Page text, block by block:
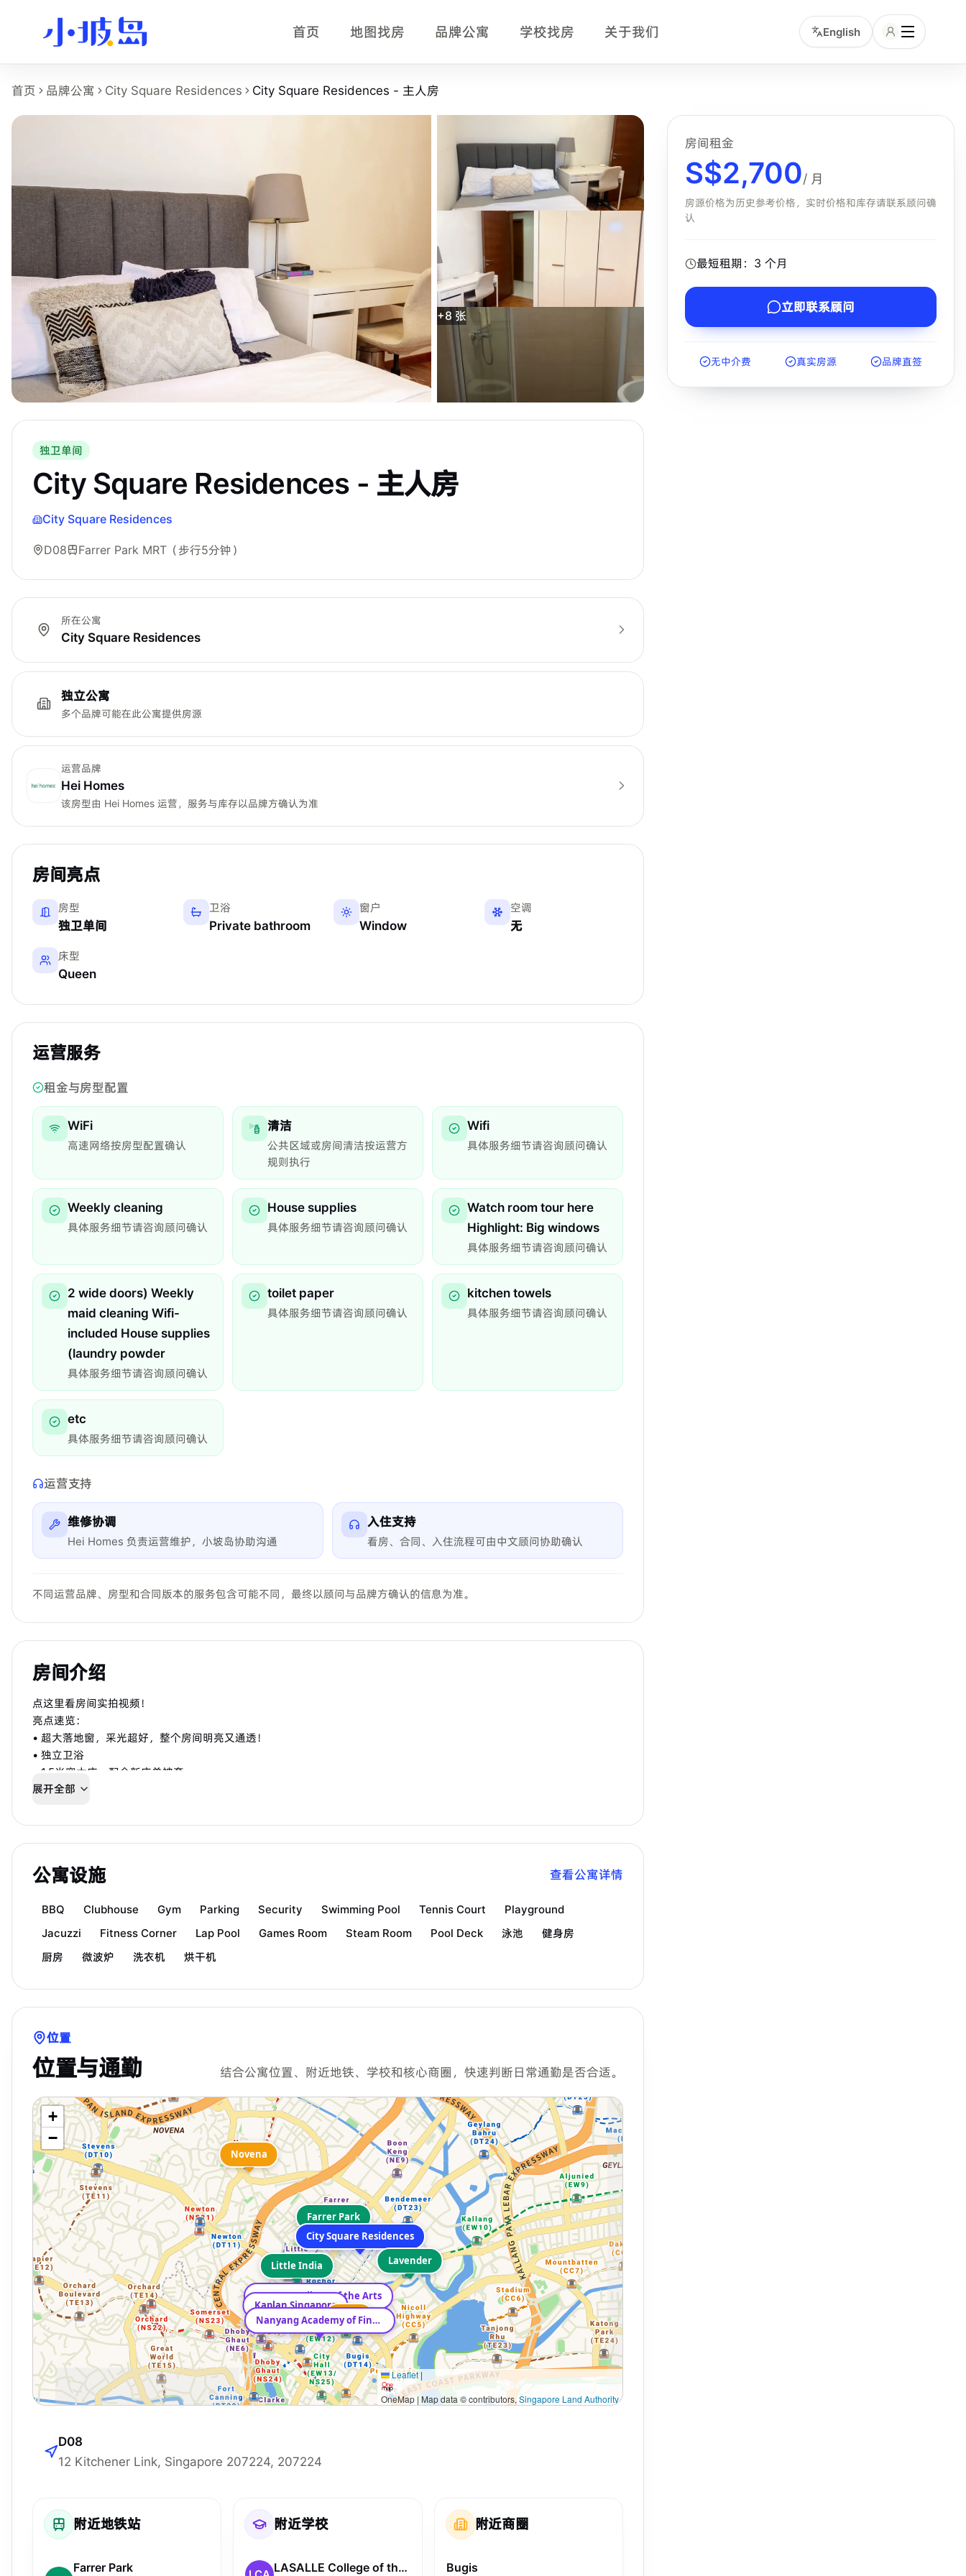
首页 地图找房 品牌公寓 学校找房 关于我们 English
City Square Residences - 主人房 房型页事实摘要
这个页面展示City Square Residences的City Square Residences - 主人房房型，适合正在比较新加坡单间、公寓房型、月租、入住时间、交通和服务包含项的中文租客。小坡岛顾问
所在区域：D08。
附近地铁：Farrer Park MRT，步行约 5 分钟。
房型类别：Master。
参考月租：S$2,700 /月起，最终以实时库存和合同为准。
附近学校：LASALLE College of the Arts、Nanyang Academy of Fine Arts、Kaplan Singapore。
首页 品牌公寓 City Square Residences City Square Residences - 主人房
+8 张
独卫单间
City Square Residences - 主人房
City Square Residences
D08 Farrer Park MRT （步行5分钟）
所在公寓
City Square Residences
独立公寓
多个品牌可能在此公寓提供房源
运营品牌
Hei Homes
该房型由 Hei Homes 运营，服务与库存以品牌方确认为准
房间亮点
房型
独卫单间
卫浴
Private bathroom
窗户
Window
空调
无
床型
Queen
运营服务
租金与房型配置
WiFi
高速网络按房型配置确认
清洁
公共区域或房间清洁按运营方
规则执行
Wifi
具体服务细节请咨询顾问确认
Weekly cleaning
具体服务细节请咨询顾问确认
House supplies
具体服务细节请咨询顾问确认
Watch room tour here
Highlight: Big windows
具体服务细节请咨询顾问确认
2 wide doors) Weekly
maid cleaning Wifi-
included House supplies
(laundry powder
具体服务细节请咨询顾问确认
toilet paper
具体服务细节请咨询顾问确认
kitchen towels
具体服务细节请咨询顾问确认
etc
具体服务细节请咨询顾问确认
运营支持
维修协调
Hei Homes 负责运营维护，小坡岛协助沟通
入住支持
看房、合同、入住流程可由中文顾问协助确认
不同运营品牌、房型和合同版本的服务包含可能不同，最终以顾问与品牌方确认的信息为准。
房间介绍
点这里看房间实拍视频！
亮点速览：
• 超大落地窗，采光超好，整个房间明亮又通透！
• 独立卫浴
• 1.5米宽大床，配全新床单被套
• 超大衣柜（顶天立地+双开门）
• 免费Wi-Fi
• 公共耗材全包：洗衣粉、厕纸、厨房抹布等
展开全部
公寓设施 查看公寓详情
BBQ Clubhouse Gym Parking Security Swimming Pool Tennis Court
Playground
Jacuzzi
Fitness Corner Lap Pool Games Room Steam Room Pool Deck 泳池
健身房
厨房
微波炉 洗衣机 烘干机
位置
位置与通勤 结合公寓位置、附近地铁、学校和核心商圈，快速判断日常通勤是否合适。
City Square Residences
Farrer Park
Lavender
Little India
LASALLE College of the Arts
Nanyang Academy of Fine Arts
Kaplan Singapore
Bugis
Novena
+
−
Leaflet |
OneMap | Map data © contributors,Singapore Land Authority
D08
12 Kitchener Link, Singapore 207224, 207224
附近地铁站
Farrer Park
附近学校
LASALLE College of the Arts
附近商圈
Bugis
房间租金
S$2,700/ 月
房源价格为历史参考价格，实时价格和库存请联系顾问确
认
最短租期： 3 个月
立即联系顾问
无中介费 真实房源 品牌直签